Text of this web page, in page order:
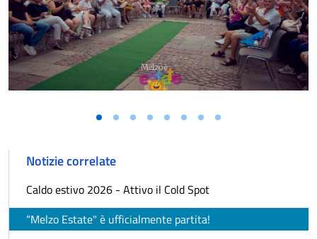
Notizie correlate
Caldo estivo 2026 - Attivo il Cold Spot
“Melzo Estate" è ufficialmente partita!